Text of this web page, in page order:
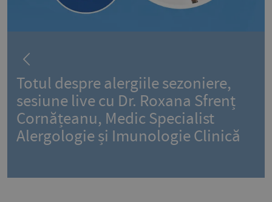
Totul despre alergiile sezoniere,
sesiune live cu Dr. Roxana Sfrenț
Cornățeanu, Medic Specialist
Alergologie și Imunologie Clinică